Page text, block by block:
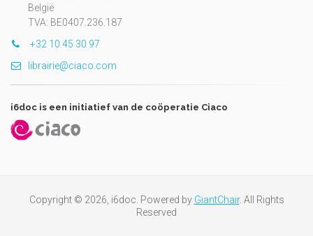
België
TVA: BE0407.236.187
+32 10 45 30 97
librairie@ciaco.com
i6doc is een initiatief van de coöperatie Ciaco
Copyright © 2026, i6doc. Powered by GiantChair. All Rights
Reserved